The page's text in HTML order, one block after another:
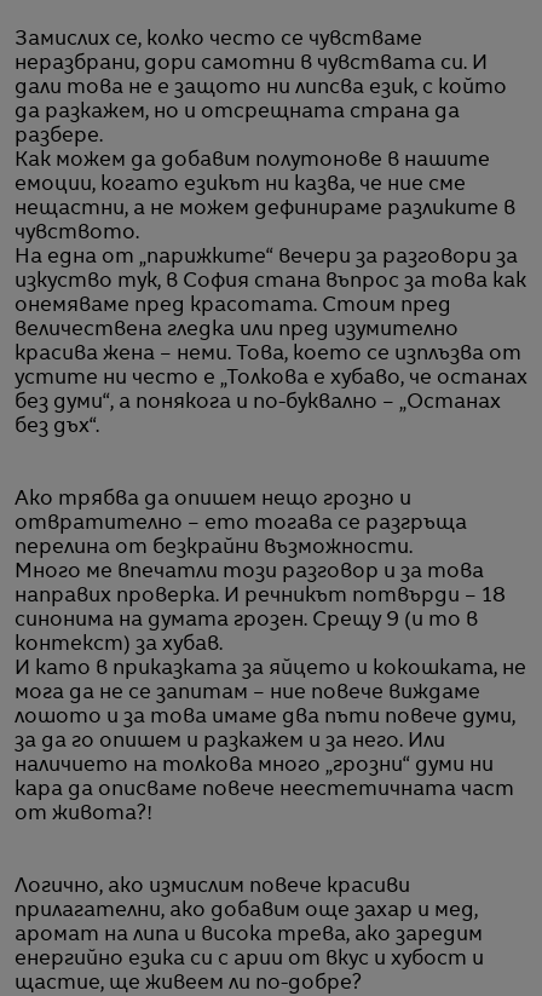
Замислих се, колко често се чувстваме
неразбрани, дори самотни в чувствата си. И
дали това не е защото ни липсва език, с който
да разкажем, но и отсрещната страна да
разбере.
Как можем да добавим полутонове в нашите
емоции, когато езикът ни казва, че ние сме
нещастни, а не можем дефинираме разликите в
чувството.
На една от „парижките“ вечери за разговори за
изкуство тук, в София стана въпрос за това как
онемяваме пред красотата. Стоим пред
величествена гледка или пред изумително
красива жена – неми. Това, което се изплъзва от
устите ни често е „Толкова е хубаво, че останах
без думи“, а понякога и по-буквално – „Останах
без дъх“.
Ако трябва да опишем нещо грозно и
отвратително – ето тогава се разгръща
перелина от безкрайни възможности.
Много ме впечатли този разговор и за това
направих проверка. И речникът потвърди – 18
синонима на думата грозен. Срещу 9 (и то в
контекст) за хубав.
И като в приказката за яйцето и кокошката, не
мога да не се запитам – ние повече виждаме
лошото и за това имаме два пъти повече думи,
за да го опишем и разкажем и за него. Или
наличието на толкова много „грозни“ думи ни
кара да описваме повече неестетичната част
от живота?!
Логично, ако измислим повече красиви
прилагателни, ако добавим още захар и мед,
аромат на липа и висока трева, ако заредим
енергийно езика си с арии от вкус и хубост и
щастие, ще живеем ли по-добре?